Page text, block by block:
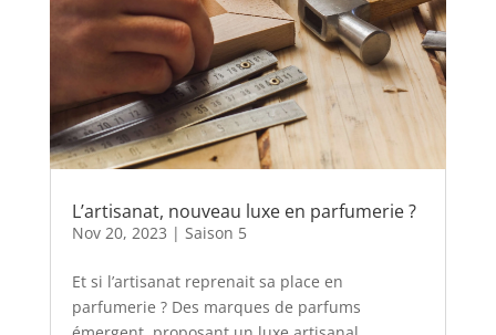
L’artisanat, nouveau luxe en parfumerie ?
Nov 20, 2023 | Saison 5
Et si l’artisanat reprenait sa place en
parfumerie ? Des marques de parfums